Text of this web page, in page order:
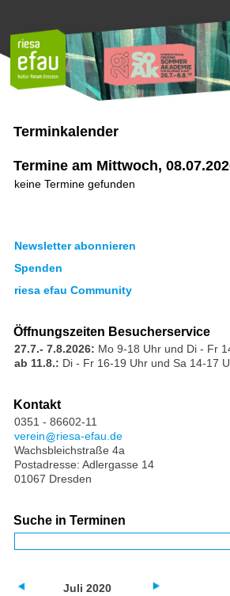
Terminkalender
Termine am Mittwoch,
keine Termine gefunden
Newsletter abonnieren
Spenden
riesa efau Community
Öffnungszeiten Besucherservice
27.7.- 7.8.2026: Mo 9-18 Uhr und Di - Fr
ab 11.8.: Di - Fr 16-19 Uhr und Sa 14-17
Kontakt
0351 - 86602-11
verein
riesa-efau.de
Wachsbleichstraße 4a
Postadresse: Adlergasse 14
01067 Dresden
Suche in Terminen
Juli 2020